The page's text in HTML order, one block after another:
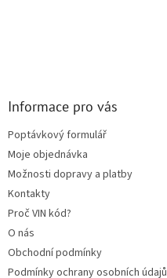
Informace pro vás
Poptávkový formulář
Moje objednávka
Možnosti dopravy a platby
Kontakty
Proč VIN kód?
O nás
Obchodní podmínky
Podmínky ochrany osobních údajů